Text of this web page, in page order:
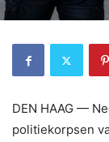
DEN HAAG —
politiekorpsen